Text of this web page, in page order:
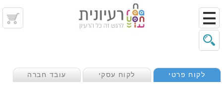
לקוח פרטי לקוח עסקי עובד חברה